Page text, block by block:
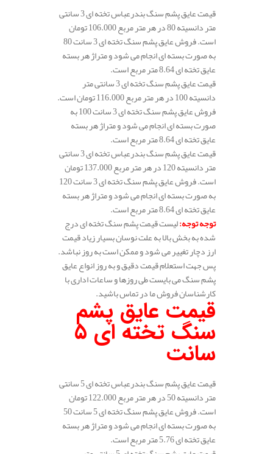
قیمت عایق پشم سنگ بندرعباس تخته ای 3 سانتی
متر دانسیته 80 در هر متر مربع 106.000 تومان
است. فروش عایق پشم سنگ تخته ای 3 سانت 80
به صورت بسته ای انجام می شود و متراژ هر بسته
عایق تخته ای 8.64 متر مربع است.
قیمت عایق پشم سنگ تخته ای 3 سانتی متر
دانسیته 100 در هر متر مربع 116.000 تومان است.
فروش عایق پشم سنگ تخته ای 3 سانت 100 به
صورت بسته ای انجام می شود و متراژ هر بسته
عایق تخته ای 8.64 متر مربع است.
قیمت عایق پشم سنگ بندرعباس تخته ای 3 سانتی
متر دانسیته 120 در هر متر مربع 137.000 تومان
است. فروش عایق پشم سنگ تخته ای 3 سانت 120
به صورت بسته ای انجام می شود و متراژ هر بسته
عایق تخته ای 8.64 متر مربع است.
توجه توجه:لیست قیمت پشم سنگ تخته ای درج
شده به بخش بالا به علت نوسان بسیار زیاد قیمت
ارز دچار تغییر می شود و ممکن است به روز نباشد.
پس جهت استعلام قیمت دقیق و به روز انواع عایق
پشم سنگ می بایست طی روزها و ساعات اداری با
کارشناسان فروش ما در تماس باشید.
قیمت عایق پشم
سنگ تخته ای 5
سانت
قیمت عایق پشم سنگ بندرعباس تخته ای 5 سانتی
متر دانسیته 50 در هر متر مربع 122.000 تومان
است. فروش عایق پشم سنگ تخته ای 5 سانت 50
به صورت بسته ای انجام می شود و متراژ هر بسته
عایق تخته ای 5.76 متر مربع است.